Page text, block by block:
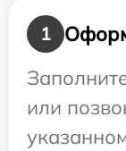
1
или